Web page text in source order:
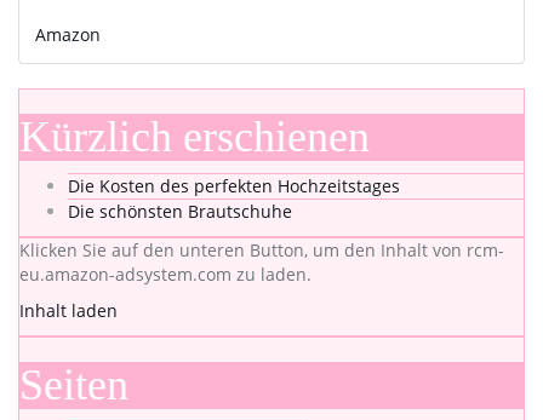
Amazon
Kürzlich erschienen
Die Kosten des perfekten Hochzeitstages
Die schönsten Brautschuhe
Klicken Sie auf den unteren Button, um den Inhalt von rcm-
eu.amazon-adsystem.com zu laden.
Inhalt laden
Seiten